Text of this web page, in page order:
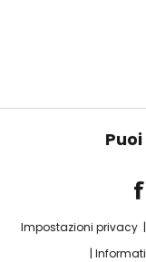
Impostazioni privacy